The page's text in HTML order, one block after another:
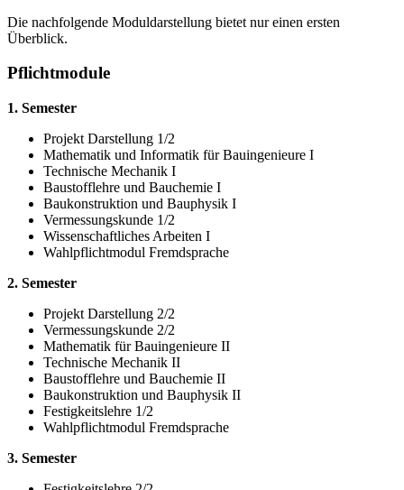
Die nachfolgende Moduldarstellung bietet nur einen ersten
Überblick.
Pflichtmodule
1. Semester
Projekt Darstellung 1/2
Mathematik und Informatik für Bauingenieure I
Technische Mechanik I
Baustofflehre und Bauchemie I
Baukonstruktion und Bauphysik I
Vermessungskunde 1/2
Wissenschaftliches Arbeiten I
Wahlpflichtmodul Fremdsprache
2. Semester
Projekt Darstellung 2/2
Vermessungskunde 2/2
Mathematik für Bauingenieure II
Technische Mechanik II
Baustofflehre und Bauchemie II
Baukonstruktion und Bauphysik II
Festigkeitslehre 1/2
Wahlpflichtmodul Fremdsprache
3. Semester